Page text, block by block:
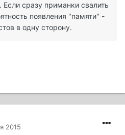
сразу приманки свалить
появления "памяти" -
в одну сторону.
2015